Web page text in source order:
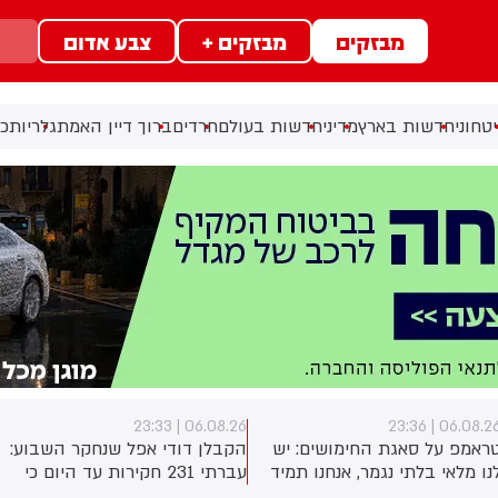
מבזקים מבזקים + צבע אדום
חדשות בארץמדיניחדשות בעולםחרדיםברוך דיין האמתגלריות
06.08.26 |
על סאגת החימושים: יש
מלאי בלתי נגמר, אנחנו תמיד
06.08.26 | 23:33
הקבלן דודי אפל שנחקר השבוע:
עברתי 231 חקירות עד היום כי